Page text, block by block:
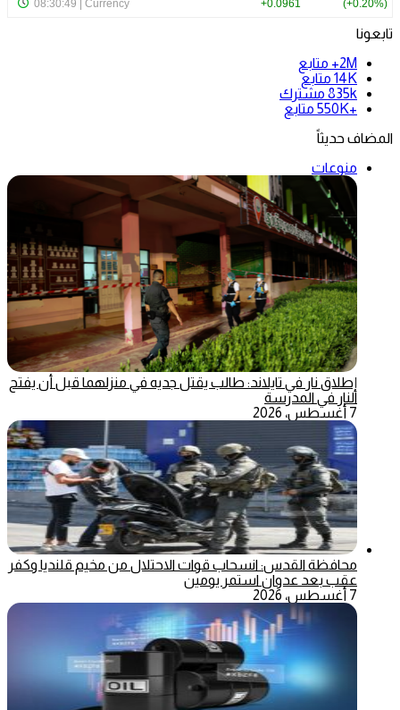
تابعونا
2M+
متابع
14K متابع
835k مشترك
+550K
متابع
المضاف حديثاً
منوعات
إطلاق نار في تايلاند: طالب يقتل جديه في منزلهما قبل أن يفتح
النار في المدرسة
7 أغسطس، 2026
محافظة القدس: انسحاب قوات الاحتلال من مخيم قلنديا وكفر
عقب بعد عدوان استمر يومين
7 أغسطس، 2026